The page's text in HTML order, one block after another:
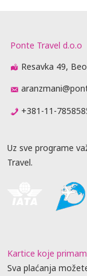
Ponte Travel d.o.o
Resavka 49,
+381-11-
Uz sve programe
Travel.
Kartice koje
Sva plaćanja